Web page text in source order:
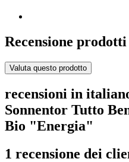
Recensione prodotti
Valuta questo prodotto
recensioni in
Sonnentor Tutto
Bio "Energia"
1 recensione dei